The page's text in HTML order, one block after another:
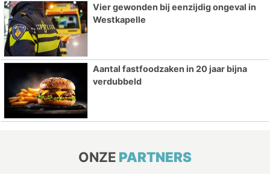
Vier gewonden bij eenzijdig ongeval in
Westkapelle
Aantal fastfoodzaken in 20 jaar bijna
verdubbeld
ONZE PARTNERS